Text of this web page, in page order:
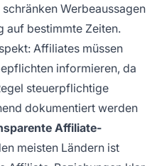
Werbeaussagen
auf bestimmte Zeiten.
Affiliates müssen
informieren, da
steuerpflichtige
dokumentiert werden
Affiliate-
meisten Ländern ist